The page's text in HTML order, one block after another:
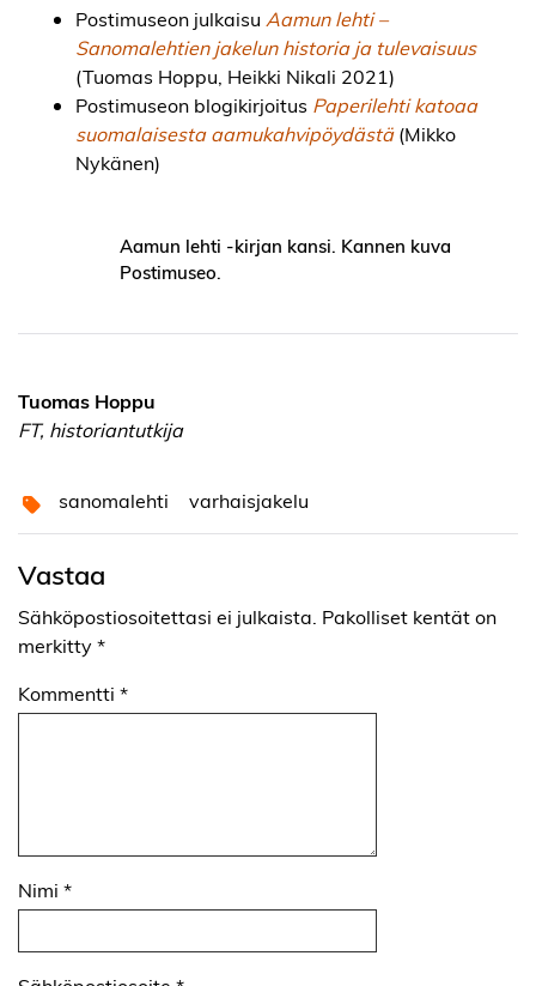
Postimuseon julkaisu Aamun lehti –
Sanomalehtien jakelun historia ja tulevaisuus
(Tuomas Hoppu, Heikki Nikali 2021)
Postimuseon blogikirjoitus Paperilehti katoaa
suomalaisesta aamukahvipöydästä(Mikko
Nykänen)
Aamun lehti -kirjan kansi. Kannen kuva
Postimuseo.
Tuomas Hoppu
FT, historiantutkija
sanomalehti varhaisjakelu
Vastaa
Sähköpostiosoitettasi ei julkaista. Pakolliset kentät on
merkitty*
Kommentti *
Nimi *